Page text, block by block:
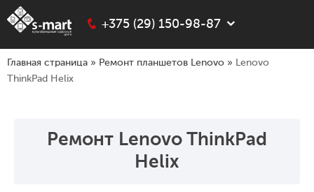
+375 (29) 150-98-87
Главная страница » Ремонт планшетов Lenovo » Lenovo
ThinkPad Helix
Ремонт Lenovo ThinkPad
Helix